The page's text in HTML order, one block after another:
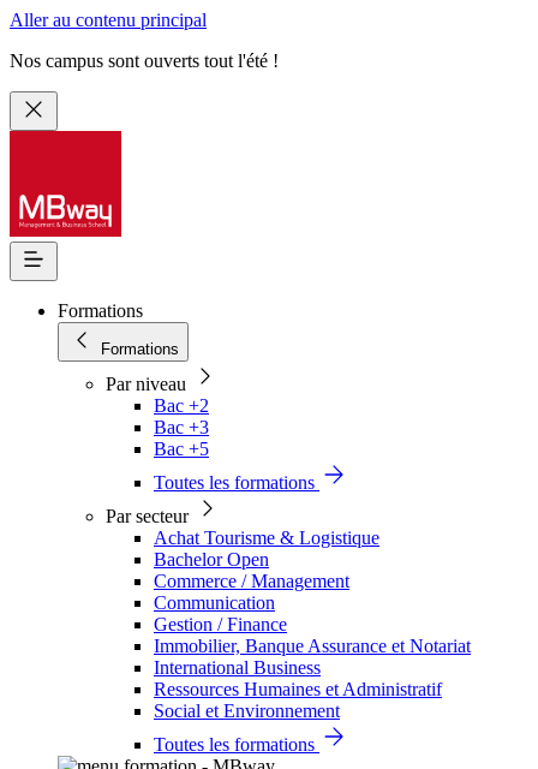
Aller au contenu principal
Nos campus sont ouverts tout l'été !
Formations
Formations
Par niveau
Bac +2
Bac +3
Bac +5
Toutes les formations
Par secteur
Achat Tourisme & Logistique
Bachelor Open
Commerce / Management
Communication
Gestion / Finance
Immobilier, Banque Assurance et Notariat
International Business
Ressources Humaines et Administratif
Social et Environnement
Toutes les formations